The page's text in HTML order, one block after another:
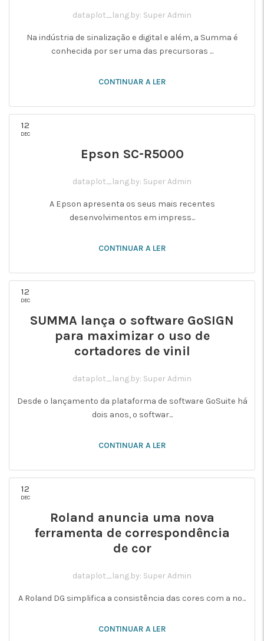
dataplot_lang.by: Super Admin
Na indústria de sinalização e digital e além, a Summa é
conhecida por ser uma das precursoras ...
CONTINUAR A LER
12
DEC
Epson SC-R5000
dataplot_lang.by: Super Admin
A Epson apresenta os seus mais recentes
desenvolvimentos em impress...
CONTINUAR A LER
12
DEC
SUMMA lança o software GoSIGN
para maximizar o uso de
cortadores de vinil
dataplot_lang.by: Super Admin
Desde o lançamento da plataforma de software GoSuite há
dois anos, o softwar...
CONTINUAR A LER
12
DEC
Roland anuncia uma nova
ferramenta de correspondência
de cor
dataplot_lang.by: Super Admin
A Roland DG simplifica a consistência das cores com a no...
CONTINUAR A LER